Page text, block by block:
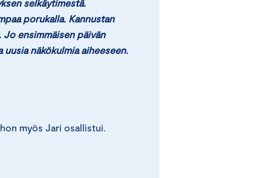
selkäytimestä.
porukalla. Kannustan
ensimmäisen päivän
näkökulmia aiheeseen.
myös Jari osallistui.